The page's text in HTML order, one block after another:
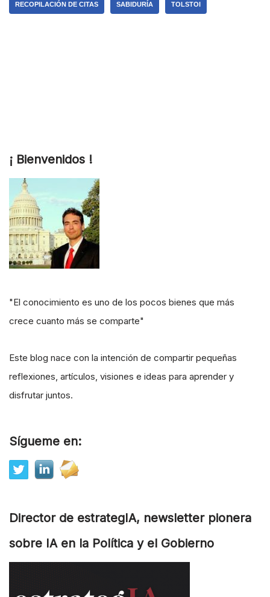
RECOPILACIÓN DE CITAS SABIDURÍA TOLSTOI
¡ Bienvenidos !
"El conocimiento es uno de los pocos bienes que más
crece cuanto más se comparte"
Este blog nace con la intención de compartir pequeñas
reflexiones, artículos, visiones e ideas para aprender y
disfrutar juntos.
Sígueme en:
Director de estrategIA, newsletter pionera
sobre IA en la Política y el Gobierno